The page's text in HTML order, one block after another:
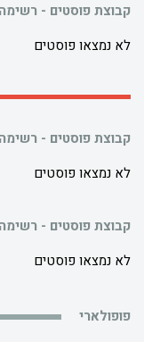
קבוצת פוסטים - רשימה מתחת
לא נמצאו פוסטים
קבוצת פוסטים -
לא נמצאו פוסטים
קבוצת פוסטים -
לא נמצאו פוסטים
פופולארי